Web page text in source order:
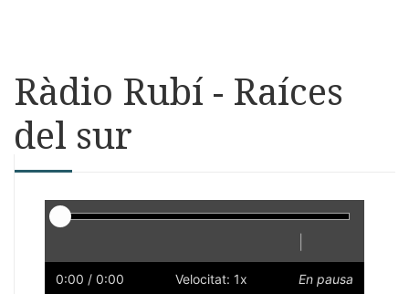
Ràdio Rubí - Raíces
del sur
Reproductor
Lent
0:00 / 0:00 Velocitat: 1x En pausa